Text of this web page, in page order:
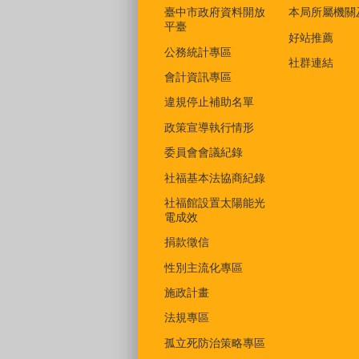
臺中市政府資料開放
平臺
公務統計專區
會計資訊專區
違規停止補助名單
政策宣導執行情形
委員會會議紀錄
社福基本法協商紀錄
社福館設置太陽能光
電成效
捐款徵信
性別主流化專區
施政計畫
法規專區
孤立死防治策略專區
本局所屬機關
好站推薦
社群連結